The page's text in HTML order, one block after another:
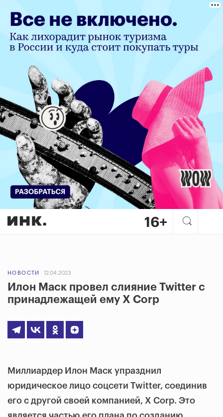
НОВОСТИ 12.04.2023
Илон Маск провел слияние Twitter с
принадлежащей ему X Corp
Миллиардер Илон Маск упразднил
юридическое лицо соцсети Twitter, соединив
его с другой своей компанией, X Corp. Это